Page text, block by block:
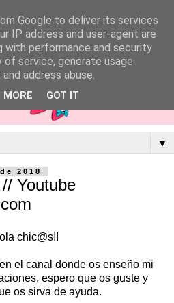
▼
2018
Youtube
chic@s!!
el canal donde os enseño mi
espero que os guste y
os sirva de ayuda.
Google to deliver its services
IP address and user-agent are
with performance and security
service, generate usage
address abuse.
MORE GOT IT